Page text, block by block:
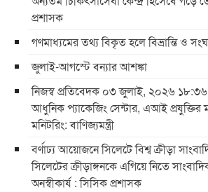
প্রশাসক
গণমাধ্যমের তথ্য বিকৃত হলে বিভ্রান্তি ও
জুলাই-আগস্টে বন্যার আশঙ্কা
নিজস্ব প্রতিবেদক ০৩ জুলাই, ২০২৬ ১৮:৩৬
আধুনিক প্যাকেজিং সেন্টার, এআই প্রযুক্তির
মনিটরিং: বাণিজ্যমন্ত্রী
বর্ণাঢ্য আয়োজনে সিলেটে বিশ্ব ক্রীড়া
সিলেটের ক্রীড়াঙ্গনকে এগিয়ে নিতে
অনস্বীকার্য : সিসিক প্রশাসক